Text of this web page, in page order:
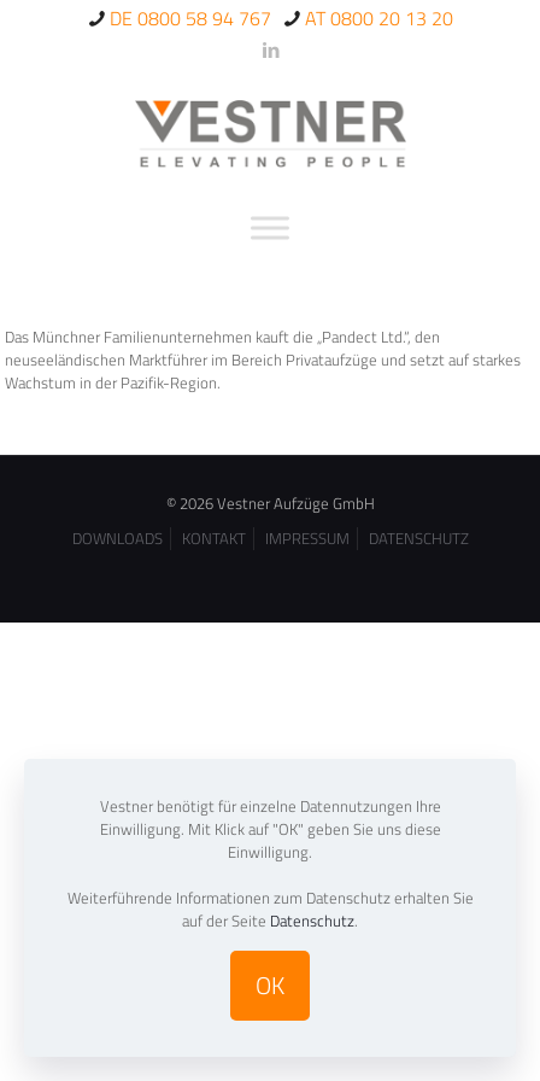
DE 0800 58 94 767 AT 0800 20 13 20
Das Münchner Familienunternehmen kauft die „Pandect Ltd.“, den
neuseeländischen Marktführer im Bereich Privataufzüge und setzt auf starkes
Wachstum in der Pazifik-Region.
© 2026 Vestner Aufzüge GmbH
DOWNLOADS
KONTAKT IMPRESSUM DATENSCHUTZ
Vestner benötigt für einzelne Datennutzungen Ihre
Einwilligung. Mit Klick auf "OK" geben Sie uns diese
Einwilligung.
Weiterführende Informationen zum Datenschutz erhalten Sie
auf der Seite Datenschutz.
OK